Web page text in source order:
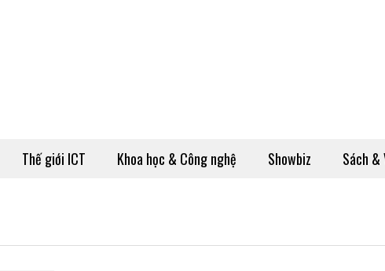
Thế giới ICT Khoa học & Công nghệ Showbiz Sách &